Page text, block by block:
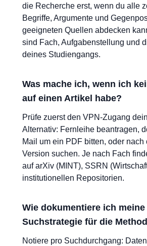
die Recherche erst, wenn du alle
Begriffe, Argumente und
geeigneten Quellen abdecken
sind Fach, Aufgabenstellung und
deines Studiengangs.
Was mache ich, wenn ich
auf einen Artikel habe?
Prüfe zuerst den VPN-Zugang
Alternativ: Fernleihe beantragen,
Mail um ein PDF bitten, oder nach
Version suchen. Je nach Fach
auf arXiv (MINT), SSRN
institutionellen Repositorien.
Wie dokumentiere ich meine
Suchstrategie für die
Notiere pro Suchdurchgang: